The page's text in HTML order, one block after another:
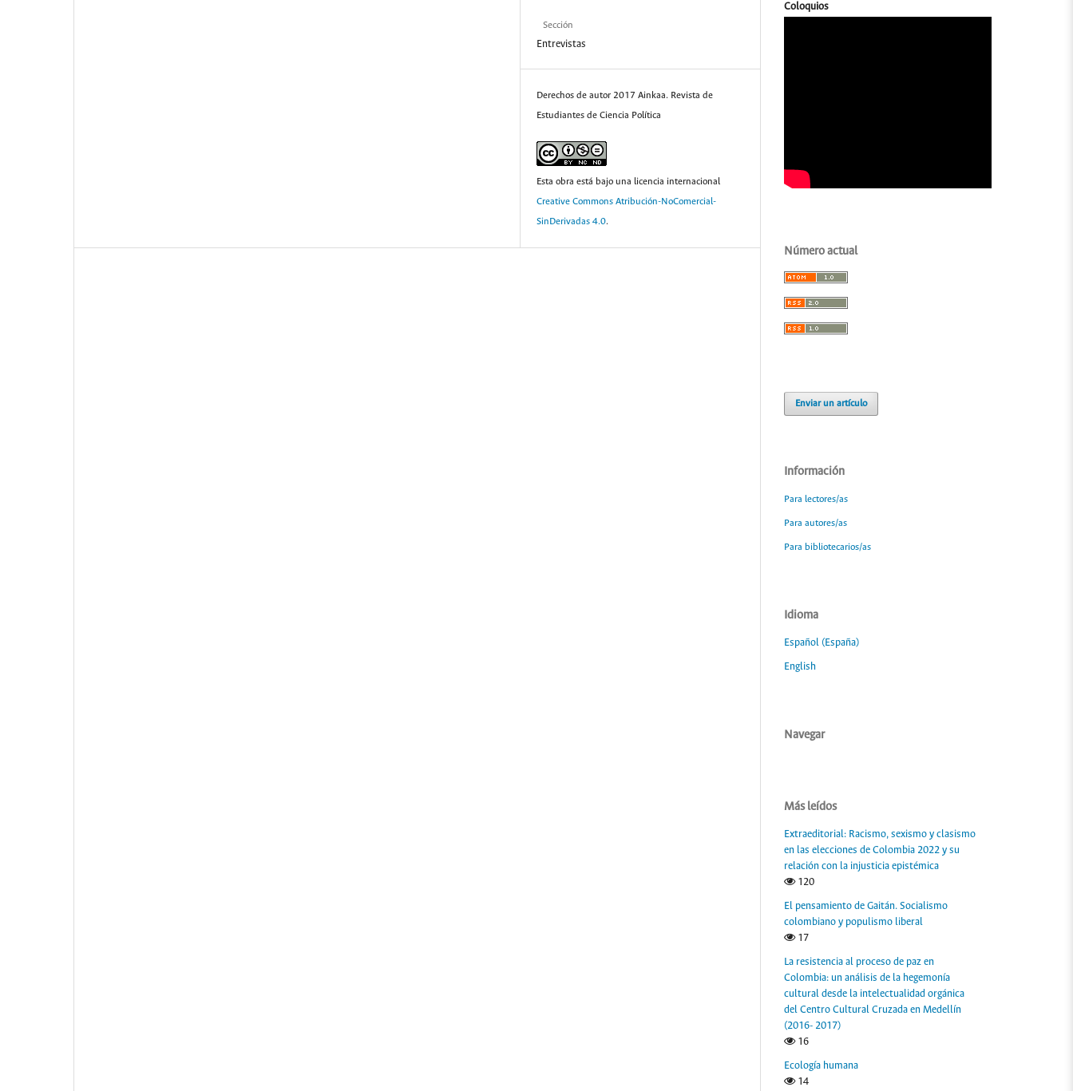
Sección
Entrevistas
Derechos de autor 2017 Ainkaa. Revista de
Estudiantes de Ciencia Política
Esta obra está bajo una licencia internacional
Creative Commons Atribución-NoComercial-
SinDerivadas 4.0.
Coloquios
Número actual
Enviar un artículo
Información
Para lectores/as
Para autores/as
Para bibliotecarios/as
Idioma
Español (España)
English
Navegar
Más leídos
Extraeditorial: Racismo, sexismo y clasismo
en las elecciones de Colombia 2022 y su
relación con la injusticia epistémica
120
El pensamiento de Gaitán. Socialismo
colombiano y populismo liberal
17
La resistencia al proceso de paz en
Colombia: un análisis de la hegemonía
cultural desde la intelectualidad orgánica
del Centro Cultural Cruzada en Medellín
(2016- 2017)
16
Ecología humana
14